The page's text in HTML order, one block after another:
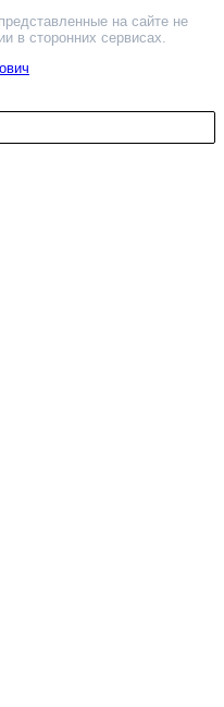
на сайте не
в сторонних сервисах.